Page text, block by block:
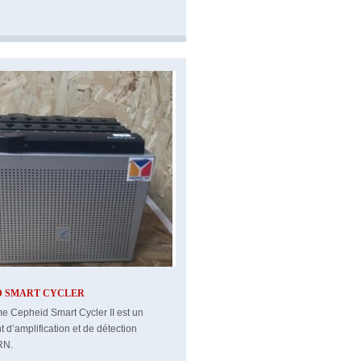
SMART CYCLER
Cepheid Smart Cycler II est un
d’amplification et de détection